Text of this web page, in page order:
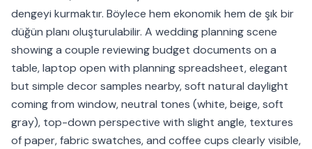
dengeyi kurmaktır. Böylece hem ekonomik hem de şık bir
düğün planı oluşturulabilir. A wedding planning scene
showing a couple reviewing budget documents on a
table, laptop open with planning spreadsheet, elegant
but simple decor samples nearby, soft natural daylight
coming from window, neutral tones (white, beige, soft
gray), top-down perspective with slight angle, textures
of paper, fabric swatches, and coffee cups clearly visible,